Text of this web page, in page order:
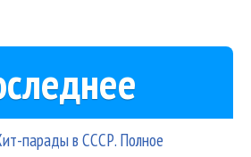
парады в СССР. Полное